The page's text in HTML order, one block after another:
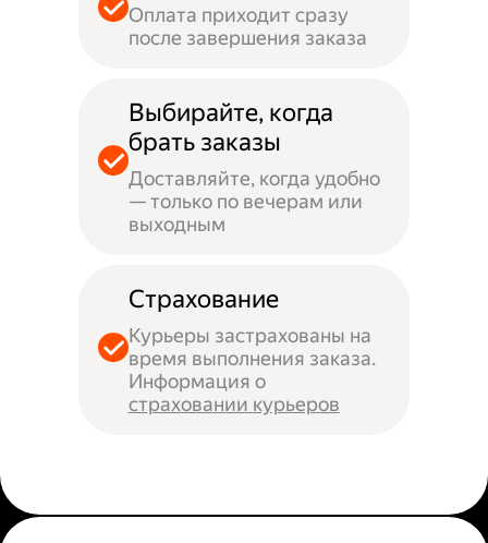
Оплата приходит сразу
после завершения заказа
Выбирайте, когда
брать заказы
Доставляйте, когда удобно
— только по вечерам или
выходным
Страхование
Курьеры застрахованы на
время выполнения заказа.
Информация о
страховании курьеров